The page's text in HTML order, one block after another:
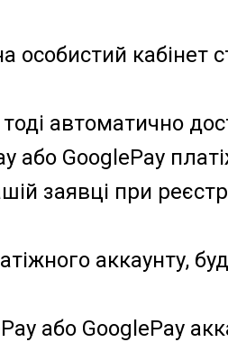
особистий кабінет
автоматично
GooglePay
заявці при
аккаунту,
або GooglePay